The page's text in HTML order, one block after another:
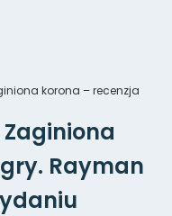
korona – recenzja
Zaginiona
Rayman